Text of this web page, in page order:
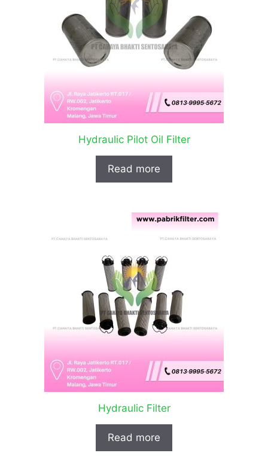
Hydraulic Pilot Oil Filter
Read more
Hydraulic Filter
Read more